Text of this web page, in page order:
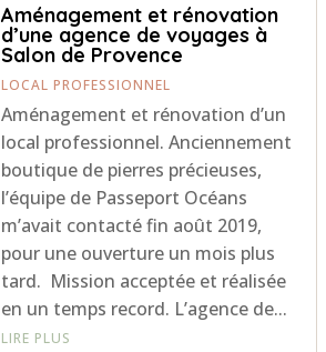
Aménagement et rénovation
d’une agence de voyages à
Salon de Provence
LOCAL PROFESSIONNEL
Aménagement et rénovation d’un
local professionnel. Anciennement
boutique de pierres précieuses,
l’équipe de Passeport Océans
m’avait contacté fin août 2019,
pour une ouverture un mois plus
tard. Mission acceptée et réalisée
en un temps record. L’agence de...
LIRE PLUS